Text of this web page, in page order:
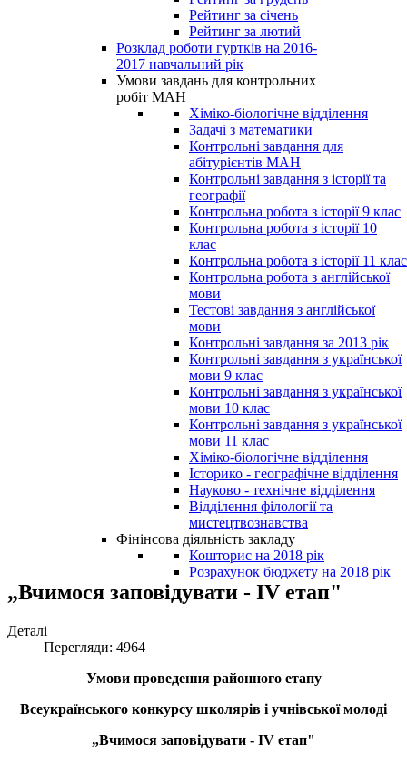
Рейтинг за січень
Рейтинг за лютий
Розклад роботи гуртків на 2016-
2017 навчальний рік
Умови завдань для контрольних
робіт МАН
Хіміко-біологічне відділення
Задачі з математики
Контрольні завдання для
абітурієнтів МАН
Контрольні завдання з історії та
географії
Контрольна робота з історії 9 клас
Контрольна робота з історії 10
клас
Контрольна робота з історії 11 клас
Контрольна робота з англійської
мови
Тестові завдання з англійської
мови
Контрольні завдання за 2013 рік
Контрольні завдання з української
мови 9 клас
Контрольні завдання з української
мови 10 клас
Контрольні завдання з української
мови 11 клас
Хіміко-біологічне відділення
Історико - географічне відділення
Науково - технічне відділення
Відділення філології та
мистецтвознавства
Фінінсова діяльність закладу
Кошторис на 2018 рік
Розрахунок бюджету на 2018 рік
„Вчимося заповідувати - ІV етап"
Деталі
Перегляди: 4964
Умови проведення районного етапу
Всеукраїнського конкурсу школярів і учнівської молоді
„Вчимося заповідувати - ІV етап"